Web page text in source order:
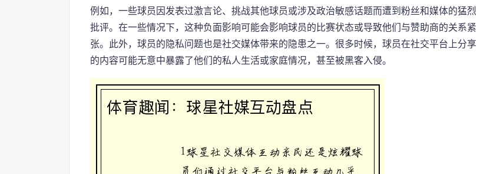
例如，一些球员因发表过激言论、挑战其他球员或涉及政治敏感话题而遭到粉丝和媒体的猛烈
批评。在一些情况下，这种负面影响可能会影响球员的比赛状态或导致他们与赞助商的关系紧
张。此外，球员的隐私问题也是社交媒体带来的隐患之一。很多时候，球员在社交平台上分享
的内容可能无意中暴露了他们的私人生活或家庭情况，甚至被黑客入侵。